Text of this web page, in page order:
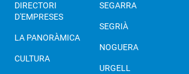
DIRECTORI
D'EMPRESES
LA PANORÀMICA
CULTURA
SEGARRA
SEGRIÀ
NOGUERA
URGELL